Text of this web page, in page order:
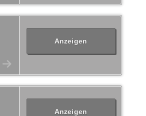
Anzeigen
Anzeigen